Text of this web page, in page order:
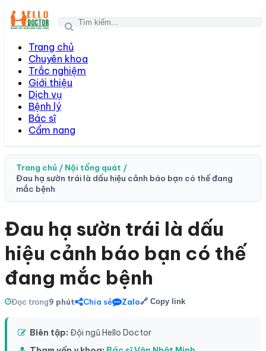
Trang chủ
Chuyên khoa
Trắc nghiệm
Giới thiệu
Dịch vụ
Bệnh lý
Bác sĩ
Cẩm nang
Trang chủ / Nội tổng quát /
Đau hạ sườn trái là dấu hiệu cảnh báo bạn có thế đang
mắc bệnh
Đau hạ sườn trái là dấu
hiệu cảnh báo bạn có thế
đang mắc bệnh
Đọc trong9 phút Chia sẻ Zalo🔗 Copy link
Biên tập: Đội ngũ Hello Doctor